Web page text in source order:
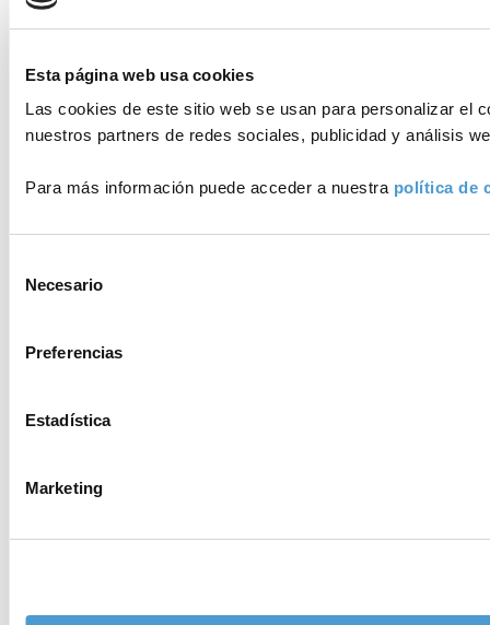
Esta página web usa cookies
Las cookies de este sitio web se usan para personalizar el
nuestros partners de redes sociales, publicidad y análisis
Para más información puede acceder a nuestra política de
Necesario
Preferencias
Estadística
Marketing